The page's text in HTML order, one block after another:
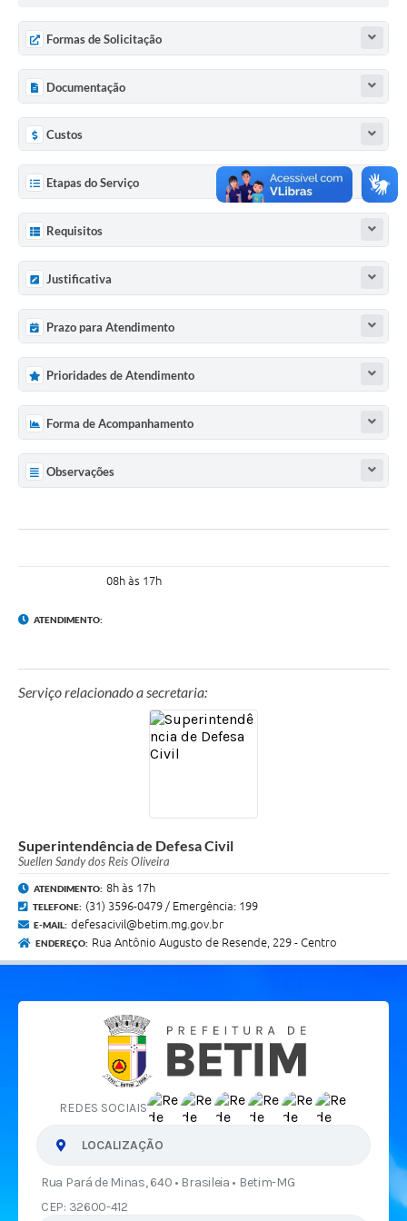
Formas de Solicitação
Documentação
Custos
Etapas do Serviço
Requisitos
Justificativa
Prazo para Atendimento
Prioridades de Atendimento
Forma de Acompanhamento
Observações
ATENDIMENTO:
08h às 17h
Serviço relacionado a secretaria:
Superintendência de Defesa Civil
Suellen Sandy dos Reis Oliveira
ATENDIMENTO: 8h às 17h
TELEFONE: (31) 3596-0479 / Emergência: 199
E-MAIL: defesacivil@betim.mg.gov.br
ENDEREÇO: Rua Antônio Augusto de Resende, 229 - Centro
REDES SOCIAIS
LOCALIZAÇÃO
Rua Pará de Minas, 640 • Brasileia • Betim-MG
CEP: 32600-412